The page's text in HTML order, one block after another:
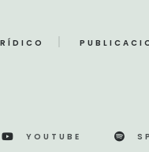
YOUTUBE